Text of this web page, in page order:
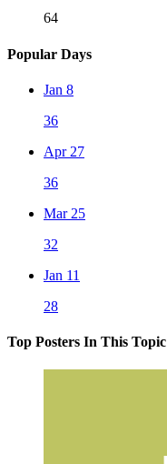
64
Popular Days
Jan 8
36
Apr 27
36
Mar 25
32
Jan 11
28
Top Posters In This Topic